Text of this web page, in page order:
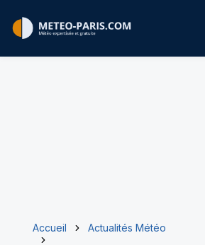
Accueil
Actualités Météo